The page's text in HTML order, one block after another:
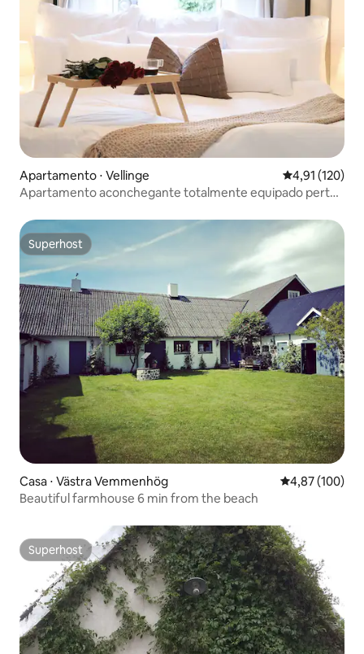
Apartamento ⋅ Vellinge 4,91 de uma
4,91 (120)
Apartamento aconchegante totalmente equipado perto
Superhost
Superhost
Casa ⋅ Västra Vemmenhög 4,87 de uma
4,87 (100)
Beautiful farmhouse 6 min from the beach
Superhost
Superhost